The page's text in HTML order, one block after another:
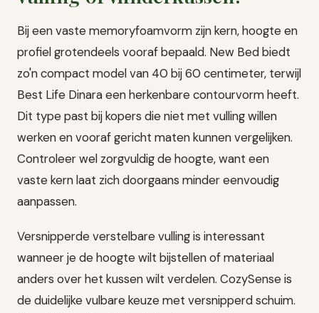
Bij een vaste memoryfoamvorm zijn kern, hoogte en
profiel grotendeels vooraf bepaald. New Bed biedt
zo'n compact model van 40 bij 60 centimeter, terwijl
Best Life Dinara een herkenbare contourvorm heeft.
Dit type past bij kopers die niet met vulling willen
werken en vooraf gericht maten kunnen vergelijken.
Controleer wel zorgvuldig de hoogte, want een
vaste kern laat zich doorgaans minder eenvoudig
aanpassen.
Versnipperde verstelbare vulling is interessant
wanneer je de hoogte wilt bijstellen of materiaal
anders over het kussen wilt verdelen. CozySense is
de duidelijke vulbare keuze met versnipperd schuim.